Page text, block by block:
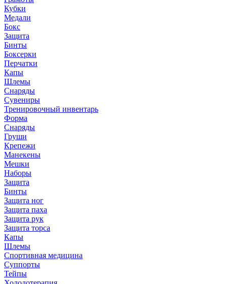
Кубки
Медали
Бокс
Защита
Бинты
Боксерки
Перчатки
Капы
Шлемы
Снаряды
Сувениры
Тренировочный инвентарь
Форма
Снаряды
Груши
Крепежи
Манекены
Мешки
Наборы
Защита
Бинты
Защита ног
Защита паха
Защита рук
Защита торса
Капы
Шлемы
Спортивная медицина
Суппорты
Тейпы